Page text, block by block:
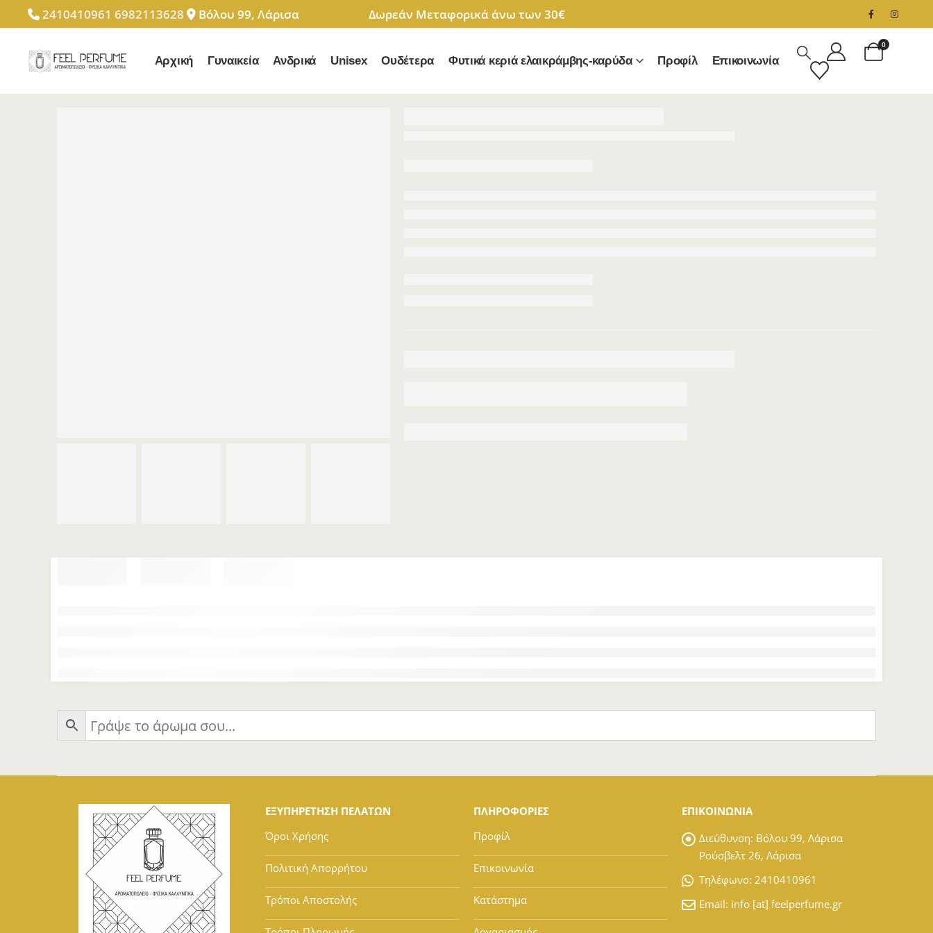
24104109616982113628 Βόλου 99, Λάρισα Δωρεάν Μεταφορικά άνω των 30€
Αρχική Γυναικεία Ανδρικά Unisex Ουδέτερα Φυτικά κεριά ελαικράμβης-καρύδα Προφίλ Επικοινωνία
0
ΕΞΥΠΗΡΕΤΗΣΗ ΠΕΛΑΤΩΝ
Όροι Χρήσης
Πολιτική Απορρήτου
Τρόποι Αποστολής
ΠΛΗΡΟΦΟΡΙΕΣ
Προφίλ
Επικοινωνία
Κατάστημα
ΕΠΙΚΟΙΝΩΝΙΑ
Διεύθυνση: Βόλου 99, Λάρισα
Ρούσβελτ 26, Λάρισα
Tηλέφωνο: 2410410961
Email: info [at] feelperfume.gr